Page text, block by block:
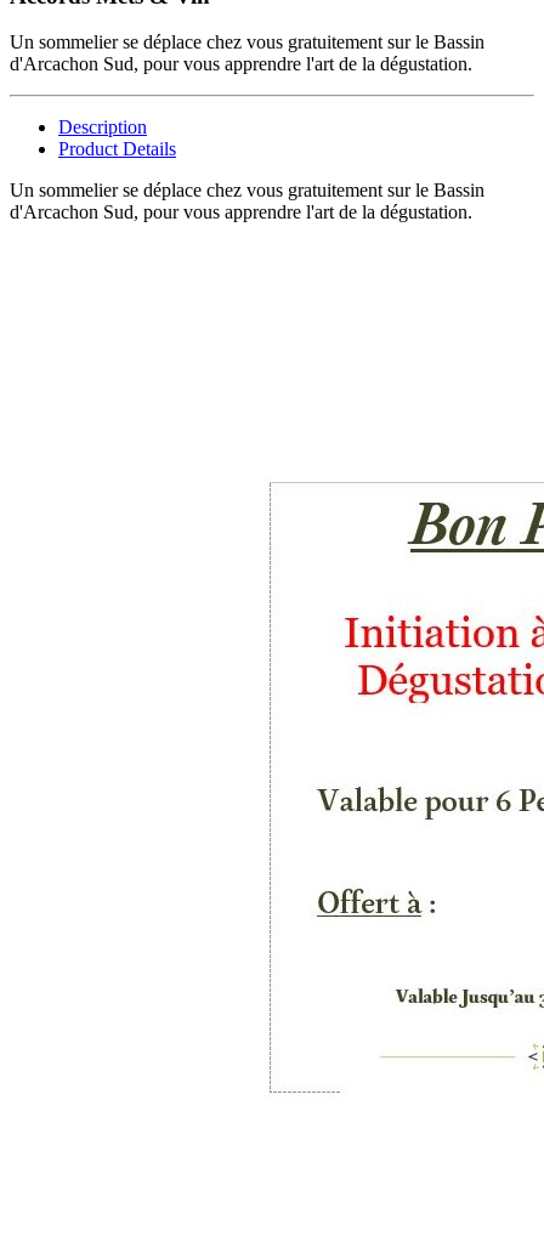
Un sommelier se déplace chez vous gratuitement sur le Bassin
d'Arcachon Sud, pour vous apprendre l'art de la dégustation.
Description
Product Details
Un sommelier se déplace chez vous gratuitement sur le Bassin
d'Arcachon Sud, pour vous apprendre l'art de la dégustation.